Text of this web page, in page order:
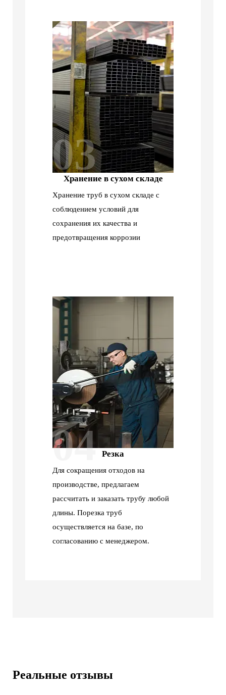
03
Хранение в сухом складе
Хранение труб в сухом складе с
соблюдением условий для
сохранения их качества и
предотвращения коррозии
04 Резка
Для сокращения отходов на
производстве, предлагаем
рассчитать и заказать трубу любой
длины. Порезка труб
осуществляется на базе, по
согласованию с менеджером.
Реальные отзывы